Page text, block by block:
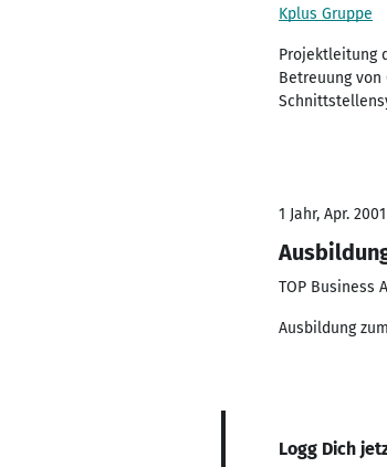
Kplus Gruppe
Projektleitung
Betreuung
1 Jahr, Apr.
TOP Business
Ausbildung
Logg Dich